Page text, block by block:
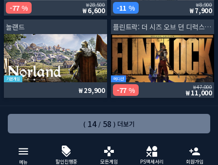
77 % 28,500
6,600 11 % 8,900
7,900
놀랜드
기본게임
29,900
플린트락: 더 시즈 오브 던 디럭스 에디션
에디션
77 % 47,000
11,000
( 14 / 58 ) 더보기
메뉴 할인진행중 모든게임 PS액세서리 회원가입